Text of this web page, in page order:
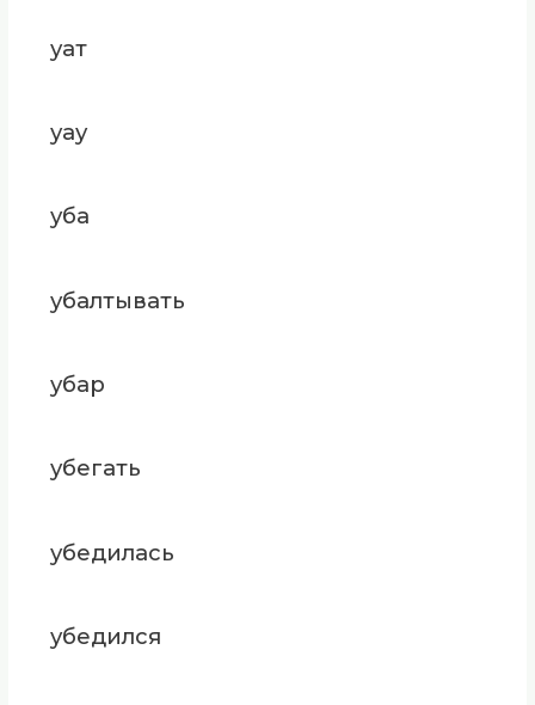
уат
уау
уба
убалтывать
убар
убегать
убедилась
убедился